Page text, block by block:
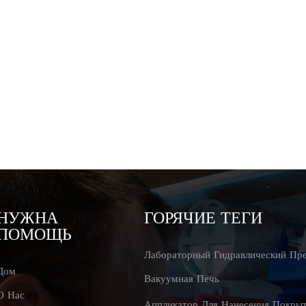
Нас
ГОРЯЧИЕ ТЕГИ
Лабораторный Гидравлический
Вакуумная Печь